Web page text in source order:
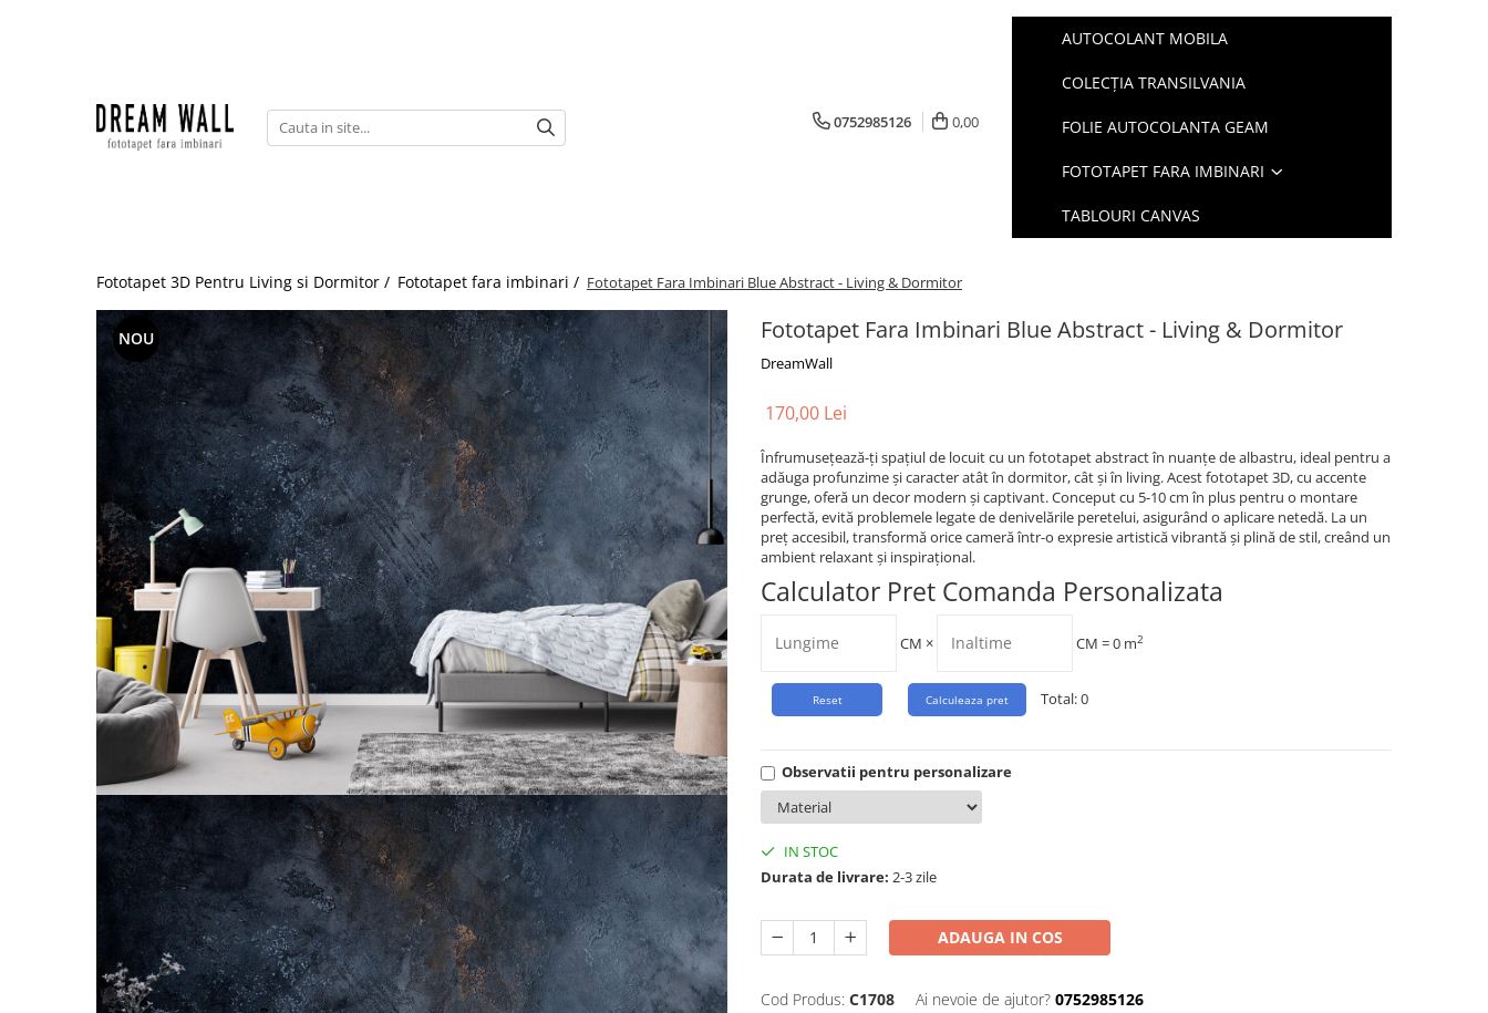
Fototapet 3D
Pentru copii
Watercolor
0752985126 0,00
AUTOCOLANT MOBILA
COLECȚIA TRANSILVANIA
FOLIE AUTOCOLANTA GEAM
FOTOTAPET FARA IMBINARI
TABLOURI CANVAS
Fototapet 3D Pentru Living si Dormitor / Fototapet fara imbinari / Fototapet Fara Imbinari Blue Abstract - Living & Dormitor
NOU Fototapet Fara Imbinari Blue Abstract - Living & Dormitor
DreamWall
170,00 Lei
Înfrumusețează-ți spațiul de locuit cu un fototapet abstract în nuanțe de albastru, ideal pentru a
adăuga profunzime și caracter atât în dormitor, cât și în living. Acest fototapet 3D, cu accente
grunge, oferă un decor modern și captivant. Conceput cu 5-10 cm în plus pentru o montare
perfectă, evită problemele legate de denivelările peretelui, asigurând o aplicare netedă. La un
preț accesibil, transformă orice cameră într-o expresie artistică vibrantă și plină de stil, creând un
ambient relaxant și inspirațional.
Calculator Pret Comanda Personalizata
CM × CM =0 m2
Total:0
Observatii pentru personalizare
IN STOC
Durata de livrare: 2-3 zile
ADAUGA IN COS
Cod Produs: C1708 Ai nevoie de ajutor? 0752985126